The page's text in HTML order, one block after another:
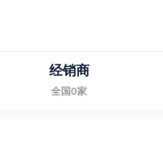
经销商
全国0家